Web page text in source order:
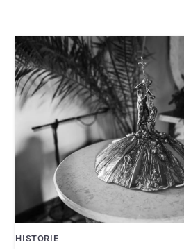
HISTORIE